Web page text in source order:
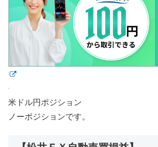
米ドル円ポジション
ノーポジションです。